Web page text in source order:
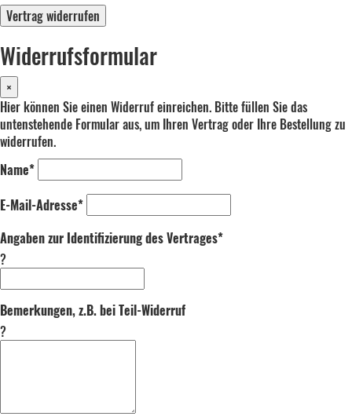
Vertrag widerrufen
Widerrufsformular
×
Hier können Sie einen Widerruf einreichen. Bitte füllen Sie das
untenstehende Formular aus, um Ihren Vertrag oder Ihre Bestellung zu
widerrufen.
Name*
E-Mail-Adresse*
Angaben zur Identifizierung des Vertrages*
?
Bemerkungen, z.B. bei Teil-Widerruf
?